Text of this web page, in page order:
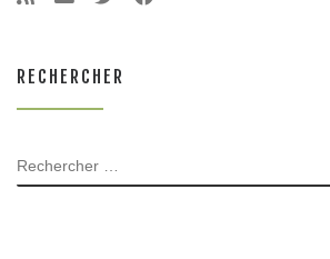
RECHERCHER
RECHERCHER